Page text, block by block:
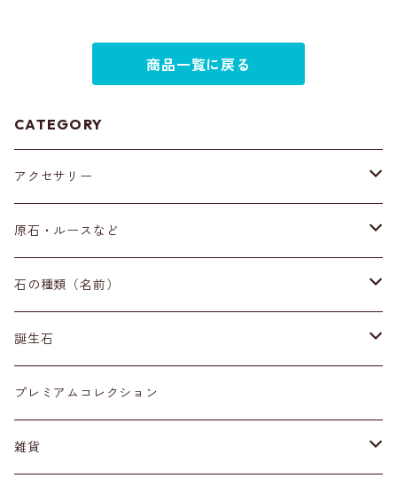
商品一覧に戻る
CATEGORY
アクセサリー
ブレスレット
イヤリング・ピアス
ネックレス・ペンダントトップ
リング
材質
原石・ルースなど
原石
丸玉
標本
磨き石
石の種類（名前）
ア行
アイオライト
アクアマリン
カ行
カーネリアン
サ行
誕生石
１月
２月
プレミアムコレクション
雑貨